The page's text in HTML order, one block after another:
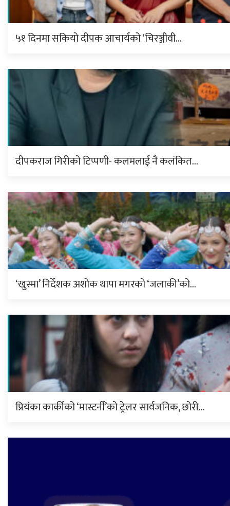
५१ दिनमा सकियो दीपक आचार्यको ‘चिरञ्जीवी…
दीपकराज गिरीको टिप्पणी- कलमलाई नै कलंकित…
‘खुस्मा’ निर्देशक अशोक थापा मगरको ‘जलाकी’को…
प्रियंका कार्कीको ‘मास्टर्नी’को ट्रेलर सार्वजनिक, छोरी…